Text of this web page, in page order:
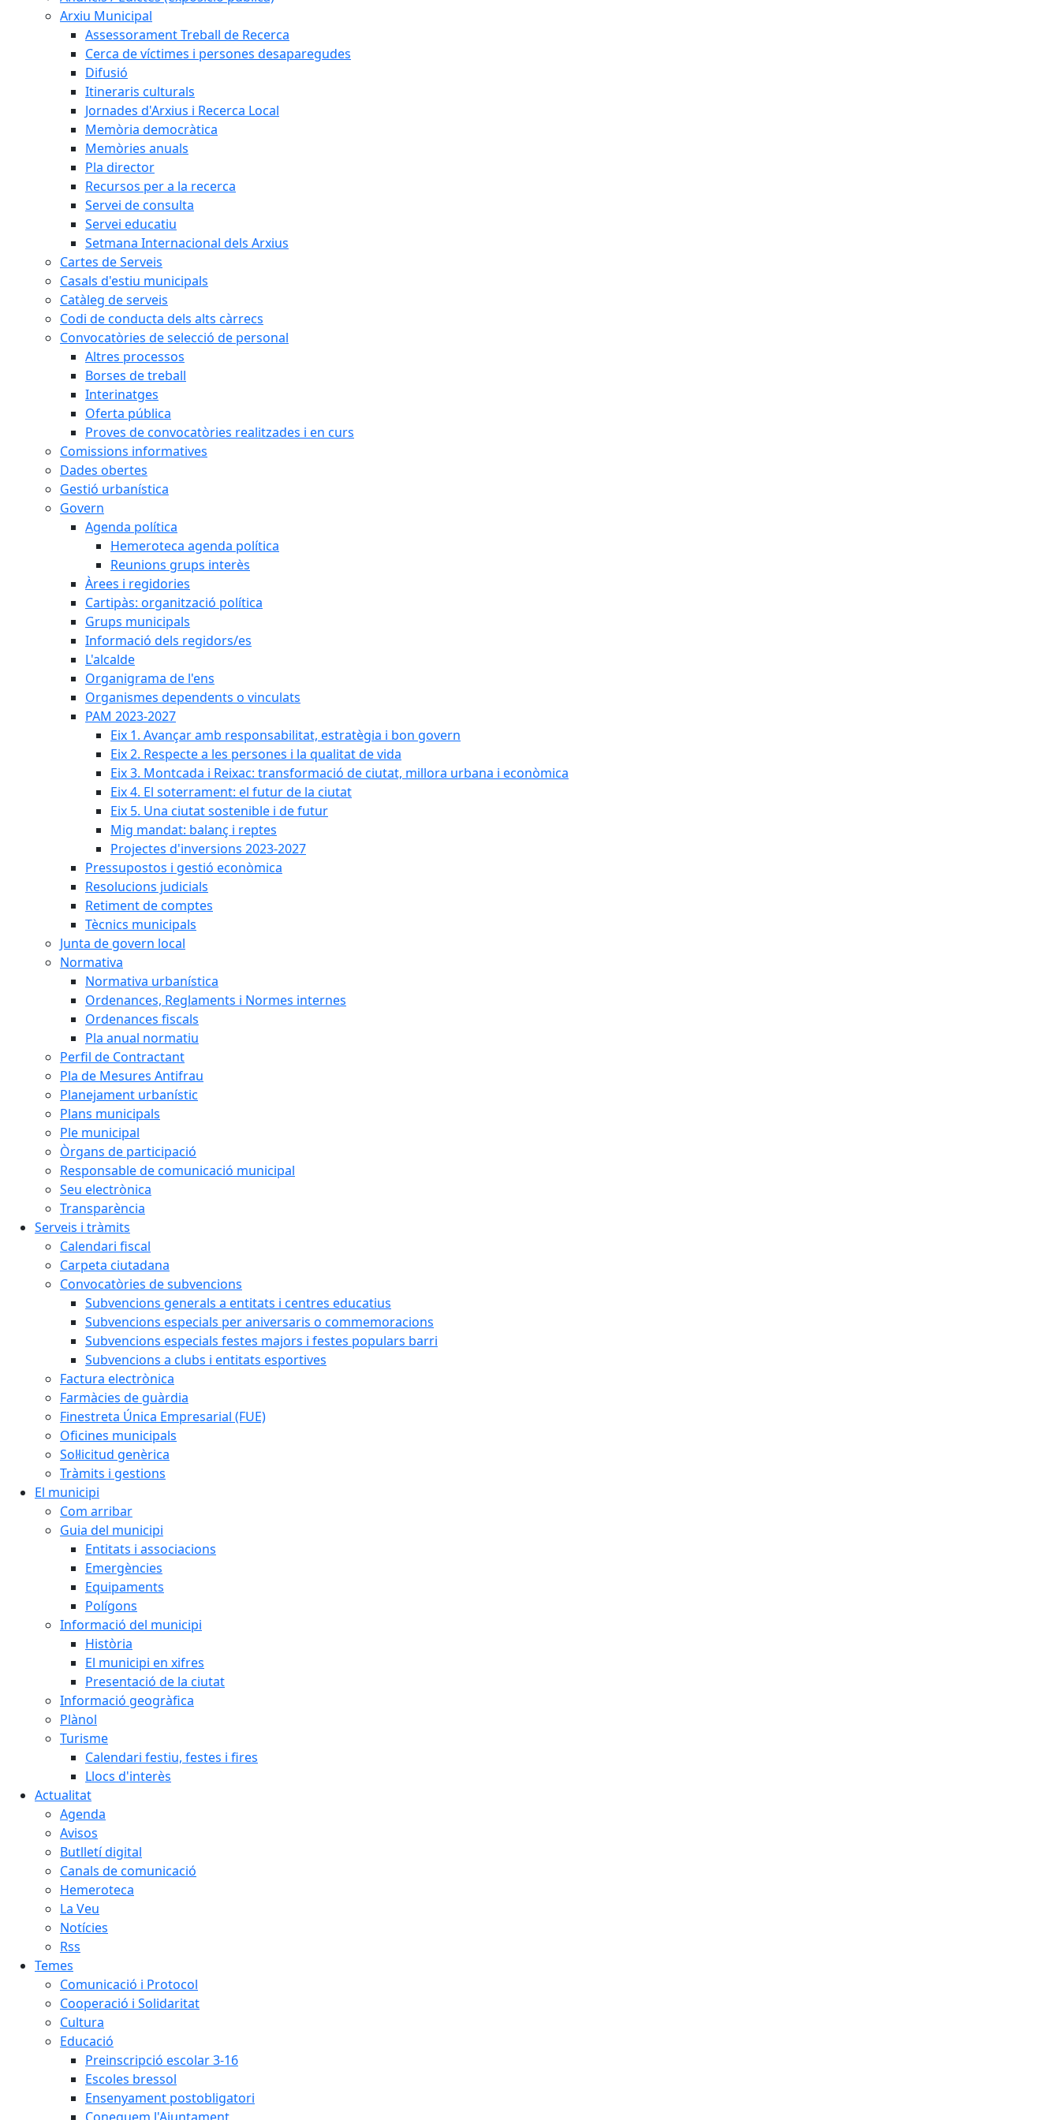
Arxiu Municipal
Assessorament Treball de Recerca
Cerca de víctimes i persones desaparegudes
Difusió
Itineraris culturals
Jornades d'Arxius i Recerca Local
Memòria democràtica
Memòries anuals
Pla director
Recursos per a la recerca
Servei de consulta
Servei educatiu
Setmana Internacional dels Arxius
Cartes de Serveis
Casals d'estiu municipals
Catàleg de serveis
Codi de conducta dels alts càrrecs
Convocatòries de selecció de personal
Altres processos
Borses de treball
Interinatges
Oferta pública
Proves de convocatòries realitzades i en curs
Comissions informatives
Dades obertes
Gestió urbanística
Govern
Agenda política
Hemeroteca agenda política
Reunions grups interès
Àrees i regidories
Cartipàs: organització política
Grups municipals
Informació dels regidors/es
L'alcalde
Organigrama de l'ens
Organismes dependents o vinculats
PAM 2023-2027
Eix 1. Avançar amb responsabilitat, estratègia i bon govern
Eix 2. Respecte a les persones i la qualitat de vida
Eix 3. Montcada i Reixac: transformació de ciutat, millora urbana i econòmica
Eix 4. El soterrament: el futur de la ciutat
Eix 5. Una ciutat sostenible i de futur
Mig mandat: balanç i reptes
Projectes d'inversions 2023-2027
Pressupostos i gestió econòmica
Resolucions judicials
Retiment de comptes
Tècnics municipals
Junta de govern local
Normativa
Normativa urbanística
Ordenances, Reglaments i Normes internes
Ordenances fiscals
Pla anual normatiu
Perfil de Contractant
Pla de Mesures Antifrau
Planejament urbanístic
Plans municipals
Ple municipal
Òrgans de participació
Responsable de comunicació municipal
Seu electrònica
Transparència
Serveis i tràmits
Calendari fiscal
Carpeta ciutadana
Convocatòries de subvencions
Subvencions generals a entitats i centres educatius
Subvencions especials per aniversaris o commemoracions
Subvencions especials festes majors i festes populars barri
Subvencions a clubs i entitats esportives
Factura electrònica
Farmàcies de guàrdia
Finestreta Única Empresarial (FUE)
Oficines municipals
Sol·licitud genèrica
Tràmits i gestions
El municipi
Com arribar
Guia del municipi
Entitats i associacions
Emergències
Equipaments
Polígons
Informació del municipi
Història
El municipi en xifres
Presentació de la ciutat
Informació geogràfica
Plànol
Turisme
Calendari festiu, festes i fires
Llocs d'interès
Actualitat
Agenda
Avisos
Butlletí digital
Canals de comunicació
Hemeroteca
La Veu
Notícies
Rss
Temes
Comunicació i Protocol
Cooperació i Solidaritat
Cultura
Educació
Preinscripció escolar 3-16
Escoles bressol
Ensenyament postobligatori